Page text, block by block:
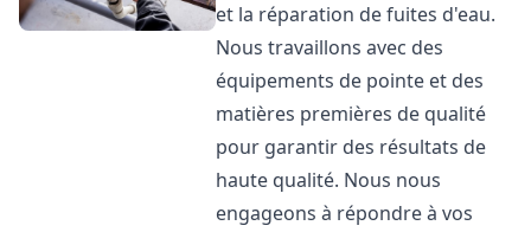
et la réparation de fuites d'eau.
Nous travaillons avec des
équipements de pointe et des
matières premières de qualité
pour garantir des résultats de
haute qualité. Nous nous
engageons à répondre à vos